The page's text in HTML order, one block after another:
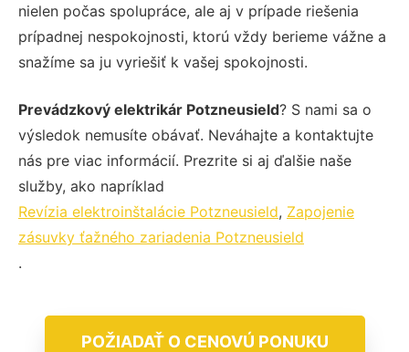
nielen počas spolupráce, ale aj v prípade riešenia
prípadnej nespokojnosti, ktorú vždy berieme vážne a
snažíme sa ju vyriešiť k vašej spokojnosti.
Prevádzkový elektrikár Potzneusield? S nami sa o
výsledok nemusíte obávať. Neváhajte a kontaktujte
nás pre viac informácií. Prezrite si aj ďalšie naše
služby, ako napríklad
Revízia elektroinštalácie Potzneusield, Zapojenie
zásuvky ťažného zariadenia Potzneusield
.
POŽIADAŤ O CENOVÚ PONUKU